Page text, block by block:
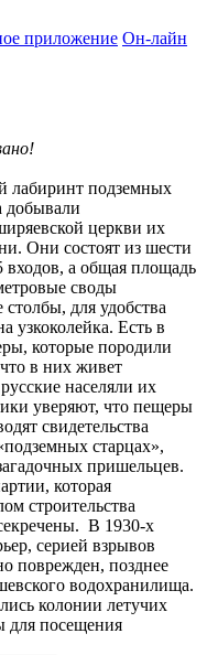
приложение Он-лайн
лабиринт подземных
добывали
церкви их
Они состоят из шести
входов, а общая площадь
своды
для удобства
узкоколейка. Есть в
которые породили
в них живет
населяли их
уверяют, что пещеры
свидетельства
старцах»,
пришельцев.
которая
строительства
В 1930-х
серией взрывов
поврежден, позднее
водохранилища.
колонии летучих
для посещения